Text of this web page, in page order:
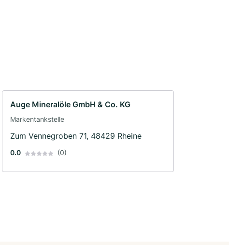
Auge Mineralöle GmbH & Co. KG
Markentankstelle
Zum Vennegroben 71, 48429 Rheine
0.0 (0)